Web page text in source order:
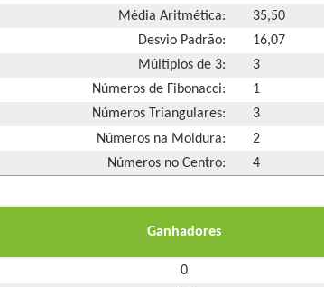
Média Aritmética:
35,50
Desvio Padrão:
16,07
Múltiplos de 3:
3
Números de Fibonacci:
1
Números Triangulares:
3
Números na Moldura:
2
Números no Centro:
4
Ganhadores
0